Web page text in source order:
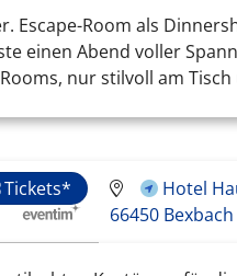
Escape-Room als
einen Abend voller
nur stilvoll am Tisch
Tickets*
Hotel
66450 Bexbach